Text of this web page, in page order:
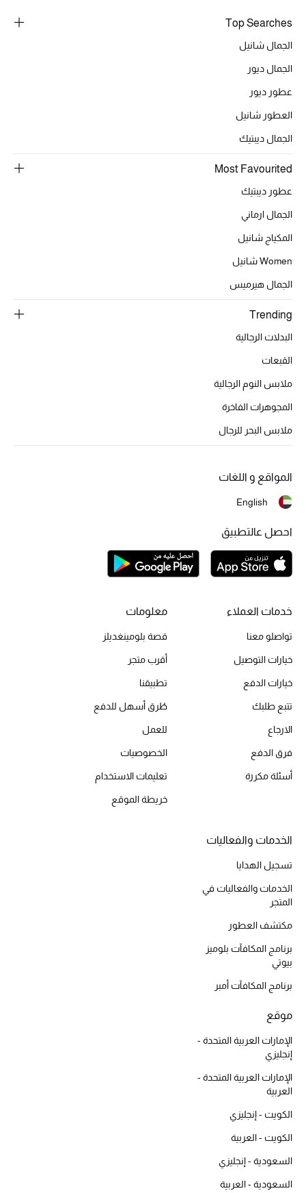
الموسم الجديد
حصريًا عبر الإنترنت
جميع إصدارتنا النسائية
الحب للمحلي
الملابس الرياضية النسائية
تشكيلة الأعراس
حقائب وأحذية متطابقة
هدايا للنساء
جميع الملابس النسائية
جميع الحقائب النسائية
جميع الإكسسورات النسائية
موضة نسائية
تسوقوا للنساء
الموسم الجديد
الحقائب النسائية
دليل ملتزمات الحقائب
أبرز الحقائب
تسوقوا الحقائب
الموسم الجديد
أحذية النسائية
تشكيلة الأحذية
الأحذية الرجالية
أحذية للأطفال
أبرز المصممين
Top Searches
الجمال شانيل
الجمال ديور
عطور ديور
العطور شانيل
الجمال ديبتيك
Most Favourited
عطور ديبتيك
الجمال ارماني
المكياج شانيل
Women شانيل
الجمال هيرميس
Trending
البدلات الرجالية
القبعات
ملابس النوم الرجالية
المجوهرات الفاخرة
ملابس البحر للرجال
خدمات العملاء
تواصلو معنا
خيارات التوصيل
خيارات الدفع
تتبع طلبك
الارجاع
فرق الدفع
أسئلة مكررة
معلومات
قصة بلومينغديلز
أقرب متجر
تطبيقنا
طُرق أسهل للدفع
للعمل
الخصوصيات
تعليمات الاستخدام
خريطة الموقع
الخدمات والفعاليات
تسجيل الهدايا
الخدمات والفعاليات في
المتجر
مكتشف العطور
برنامج المكافآت بلوميز
بيوتي
برنامج المكافآت أمبر
موقع
الإمارات العربية المتحدة -
إنجليزي
الإمارات العربية المتحدة -
العربية
الكويت - إنجليزي
الكويت - العربية
السعودية - إنجليزي
السعودية - العربية
المواقع و اللغات
English
احصل عالتطبيق